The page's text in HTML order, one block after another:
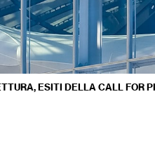
ESITI DELLA CALL FOR